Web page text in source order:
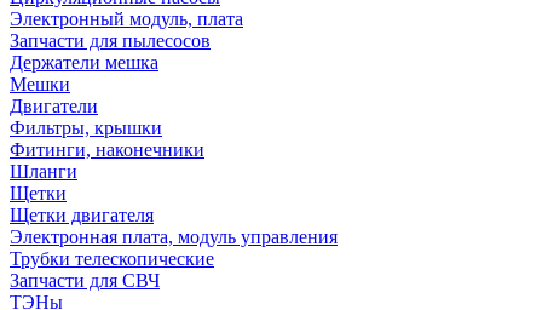
Электронный модуль, плата
Запчасти для пылесосов
Держатели мешка
Мешки
Двигатели
Фильтры, крышки
Фитинги, наконечники
Шланги
Щетки
Щетки двигателя
Электронная плата, модуль управления
Трубки телескопические
Запчасти для СВЧ
ТЭНы